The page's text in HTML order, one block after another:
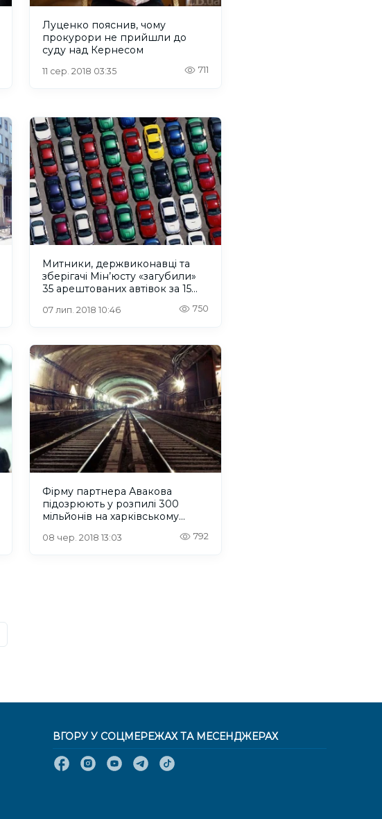
Луценко пояснив, чому
прокурори не прийшли до
суду над Кернесом
11 сер. 2018 03:35 711
Митники, держвиконавці та
зберігачі Мін’юсту «загубили»
35 арештованих автівок за 15
07 лип. 2018 10:46 750
Фірму партнера Авакова
підозрюють у розпилі 300
мільйонів на харківському
08 чер. 2018 13:03 792
ВГОРУ У СОЦМЕРЕЖАХ ТА МЕСЕНДЖЕРАХ